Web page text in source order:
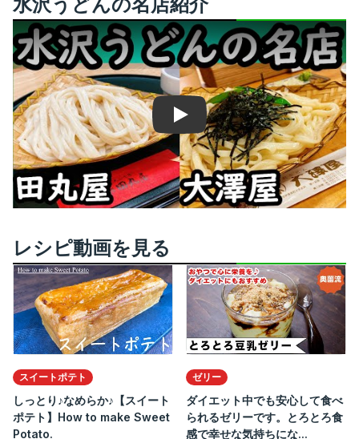
Play
レシピ動画を見る
スイートポテト
しっとり♪なめらか♪【スイート
ポテト】How to make Sweet
Potato.
ゼリー
ダイエット中でも安心して食べ
られるゼリーです。とろとろ食
感で幸せな気持ちにな...